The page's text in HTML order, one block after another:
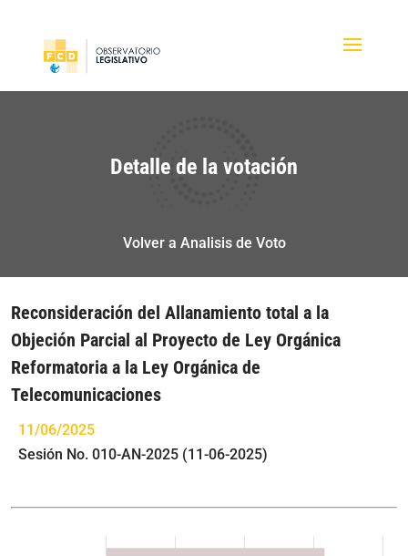
Detalle de la votación
Volver a Analisis de Voto
Reconsideración del Allanamiento total a la
Objeción Parcial al Proyecto de Ley Orgánica
Reformatoria a la Ley Orgánica de
Telecomunicaciones
11/06/2025
Sesión No. 010-AN-2025 (11-06-2025)